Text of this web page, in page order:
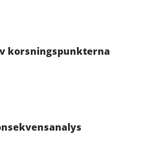
korsningspunkterna